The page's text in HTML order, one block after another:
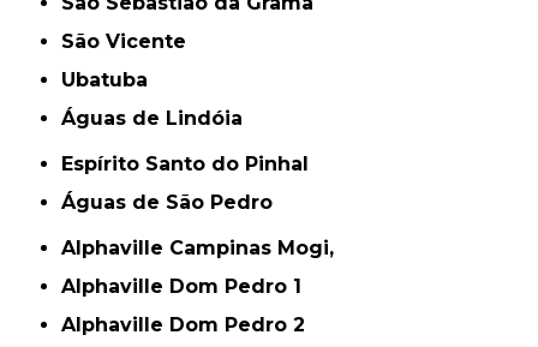
São Vicente
Ubatuba
Águas de Lindóia
Espírito Santo do Pinhal
Águas de São Pedro
Alphaville Campinas Mogi,
Alphaville Dom Pedro 1
Alphaville Dom Pedro 2